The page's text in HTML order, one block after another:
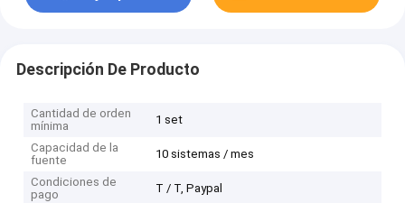
Descripción De Producto
Cantidad de orden
mínima
1 set
Capacidad de la
fuente
10 sistemas / mes
Condiciones de
pago
T / T, Paypal